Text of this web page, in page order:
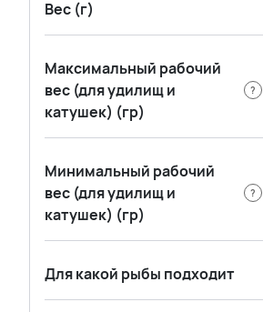
Вес (г)
Максимальный рабочий
вес (для удилищ и
катушек) (гр)
?
Минимальный рабочий
вес (для удилищ и
катушек) (гр)
?
Для какой рыбы подходит